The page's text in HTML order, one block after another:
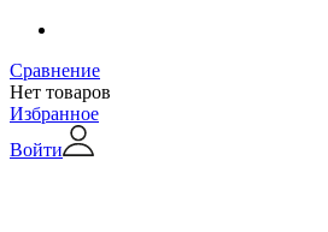
Сравнение
Нет товаров
Избранное
Войти